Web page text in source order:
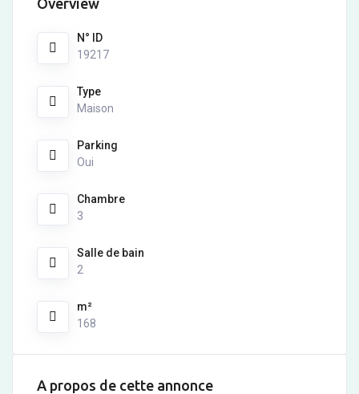
N° ID
19217
Type
Maison
Parking
Oui
Chambre
3
Salle de bain
2
m²
168
A propos de cette annonce